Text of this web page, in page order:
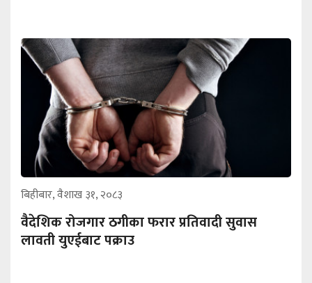
बिहीबार, वैशाख ३१, २०८३
वैदेशिक रोजगार ठगीका फरार प्रतिवादी सुवास
लावती युएईबाट पक्राउ